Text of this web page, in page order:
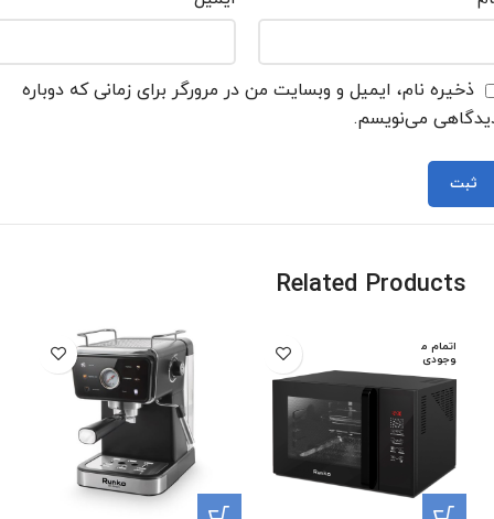
ذخیره نام، ایمیل و وبسایت من در مرورگر برای زمانی که دوباره
می‌نویسم.
Related Products
اتمام م
وجودی